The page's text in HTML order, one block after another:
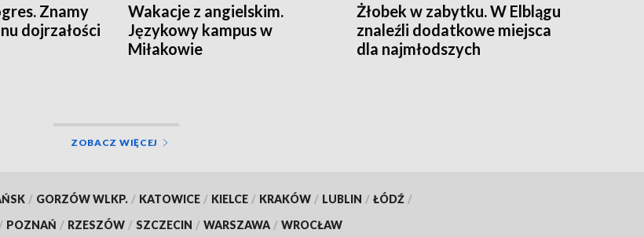
Znamy
dojrzałości
Wakacje z angielskim.
Językowy kampus w
Miłakowie
Żłobek w zabytku. W Elblągu
znaleźli dodatkowe miejsca
dla najmłodszych
ZOBACZ WIĘCEJ
/ GORZÓW WLKP. / KATOWICE / KIELCE / KRAKÓW / LUBLIN / ŁÓDŹ /
/ POZNAŃ / RZESZÓW / SZCZECIN / WARSZAWA / WROCŁAW